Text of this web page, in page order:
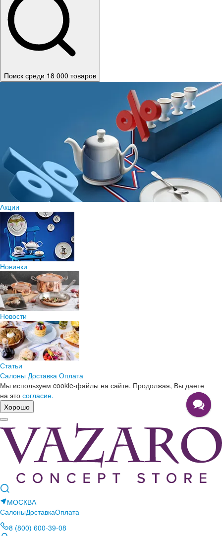
Поиск среди 18 000 товаров
Акции
Новинки
Новости
Статьи
Салоны Доставка Оплата
Мы используем cookie-файлы на сайте. Продолжая, Вы даете
на это согласие.
Хорошо
МОСКВА
СалоныДоставкаОплата
8 (800) 600-39-08